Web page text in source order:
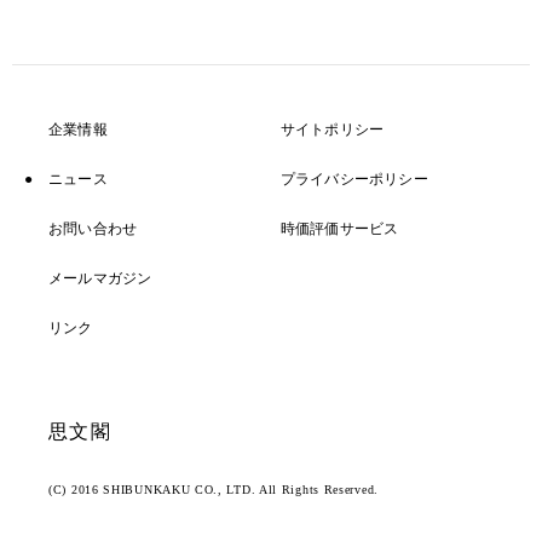
企業情報
ニュース
お問い合わせ
メールマガジン
リンク
サイトポリシー
プライバシーポリシー
時価評価サービス
思文閣
(C) 2016 SHIBUNKAKU CO., LTD. All Rights Reserved.